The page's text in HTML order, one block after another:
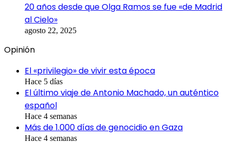
20 años desde que Olga Ramos se fue «de Madrid
al Cielo»
agosto 22, 2025
Opinión
El «privilegio» de vivir esta época
Hace 5 días
El último viaje de Antonio Machado, un auténtico
español
Hace 4 semanas
Más de 1.000 días de genocidio en Gaza
Hace 4 semanas